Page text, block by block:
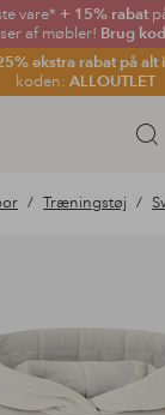
vare* + 15% rabat
af møbler! Brug
ekstra rabat på alt
koden: ALLOUTLET
Søg
Træningstøj